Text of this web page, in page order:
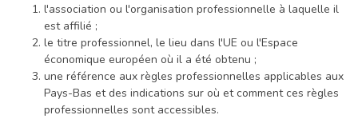
l'association ou l'organisation professionnelle à laquelle il
est affilié ;
le titre professionnel, le lieu dans l'UE ou l'Espace
économique européen où il a été obtenu ;
une référence aux règles professionnelles applicables aux
Pays-Bas et des indications sur où et comment ces règles
professionnelles sont accessibles.